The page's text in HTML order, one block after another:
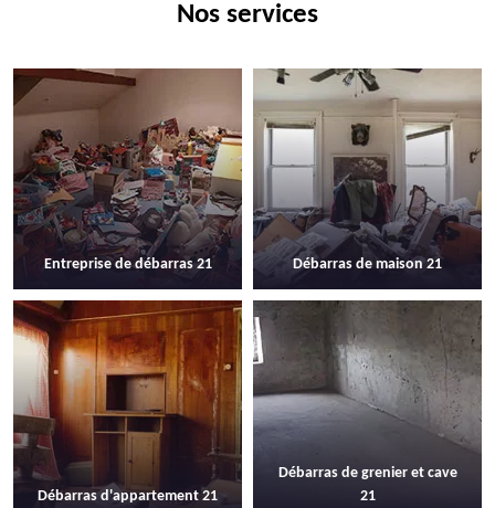
Nos services
Entreprise de débarras 21 Débarras de maison 21
Débarras d'appartement 21
Débarras de grenier et cave
21